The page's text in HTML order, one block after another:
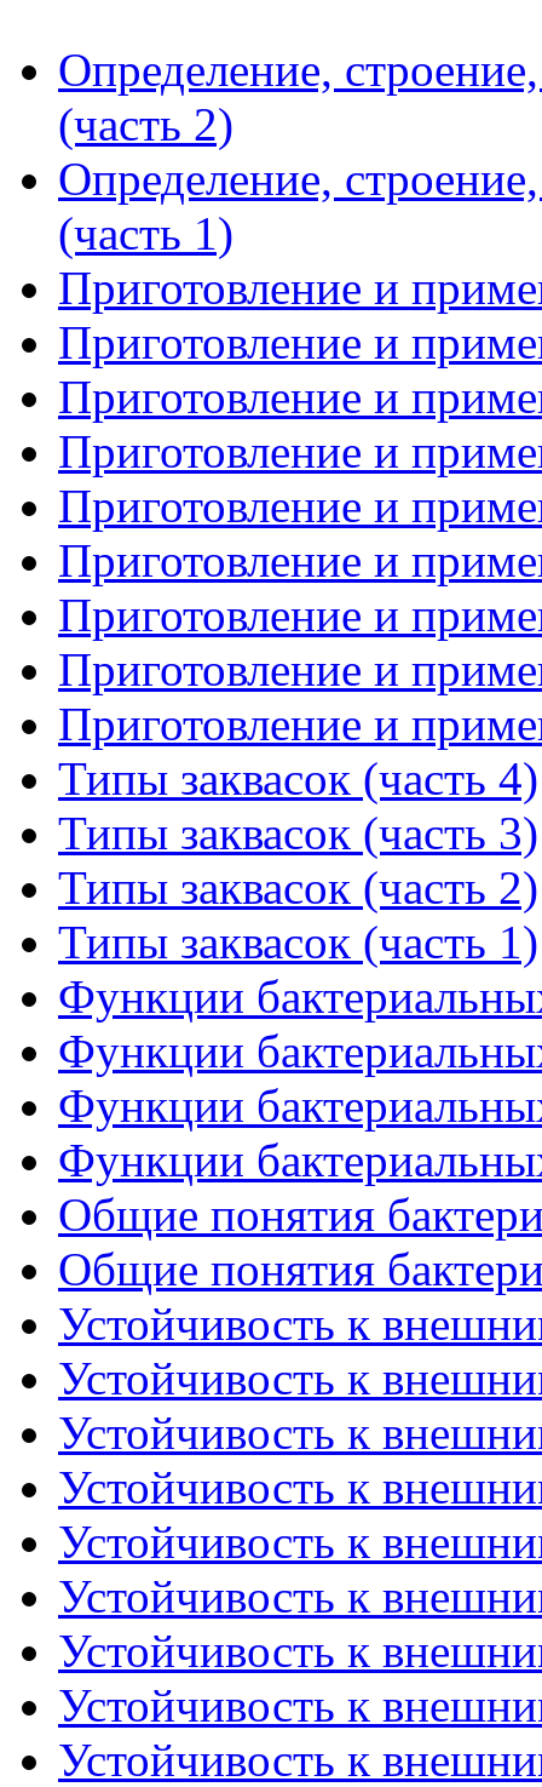
Определение,
(часть 2)
Определение,
(часть 1)
Приготовление и
Приготовление и
Приготовление и
Приготовление и
Приготовление и
Приготовление и
Приготовление и
Приготовление и
Приготовление и
Типы заквасок (часть 4)
Типы заквасок (часть 3)
Типы заквасок (часть 2)
Типы заквасок (часть 1)
Функции
Функции
Функции
Функции
Общие понятия
Общие понятия
Устойчивость к
Устойчивость к
Устойчивость к
Устойчивость к
Устойчивость к
Устойчивость к
Устойчивость к
Устойчивость к
Устойчивость к